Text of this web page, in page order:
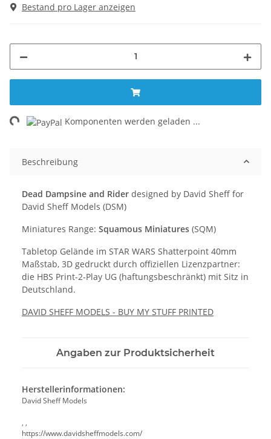
Bestand pro Lager anzeigen
Komponenten werden geladen ...
Beschreibung
Dead Dampsine and Rider designed by David Sheff for
David Sheff Models (DSM)
Miniatures Range: Squamous Miniatures (SQM)
Tabletop Gelände im STAR WARS Shatterpoint 40mm
Maßstab, 3D gedruckt durch offiziellen Lizenzpartner:
die HBS Print-2-Play UG (haftungsbeschränkt) mit Sitz in
Deutschland.
DAVID SHEFF MODELS - BUY MY STUFF PRINTED
Angaben zur Produktsicherheit
Herstellerinformationen:
David Sheff Models
, ,
https://www.davidsheffmodels.com/